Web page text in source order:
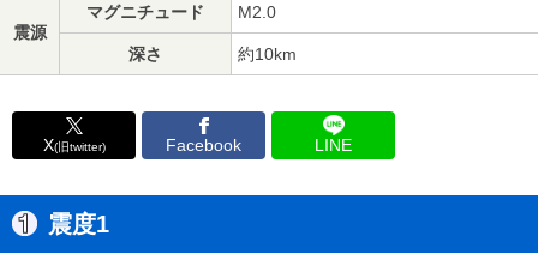
震源
マグニチュード M2.0
深さ 約10km
X(旧twitter) Facebook LINE
震度1